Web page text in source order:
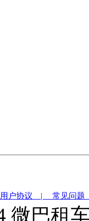
用户协议 | 常见问
微巴